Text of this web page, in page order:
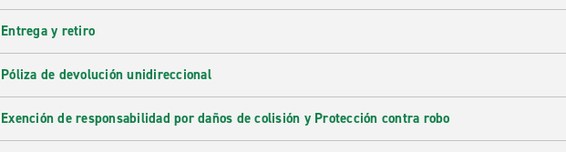
Entrega y retiro
Póliza de devolución unidireccional
Exención de responsabilidad por daños de colisión y Protección contra robo